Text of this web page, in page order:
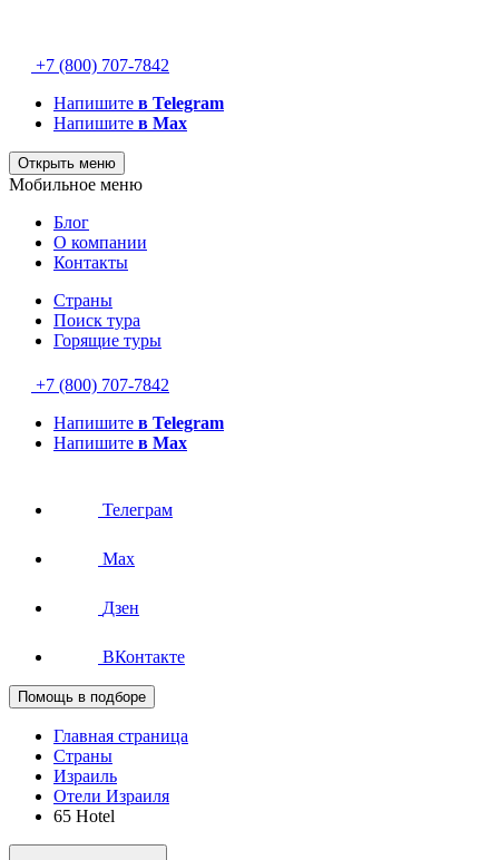
+7 (800) 707-7842
Напишите в Telegram
Напишите в Max
Открыть меню
Мобильное меню
Блог
О компании
Контакты
Страны
Поиск тура
Горящие туры
+7 (800) 707-7842
Напишите в Telegram
Напишите в Max
Телеграм
Max
Дзен
ВКонтакте
Помощь в подборе
Главная страница
Страны
Израиль
Отели Израиля
65 Hotel